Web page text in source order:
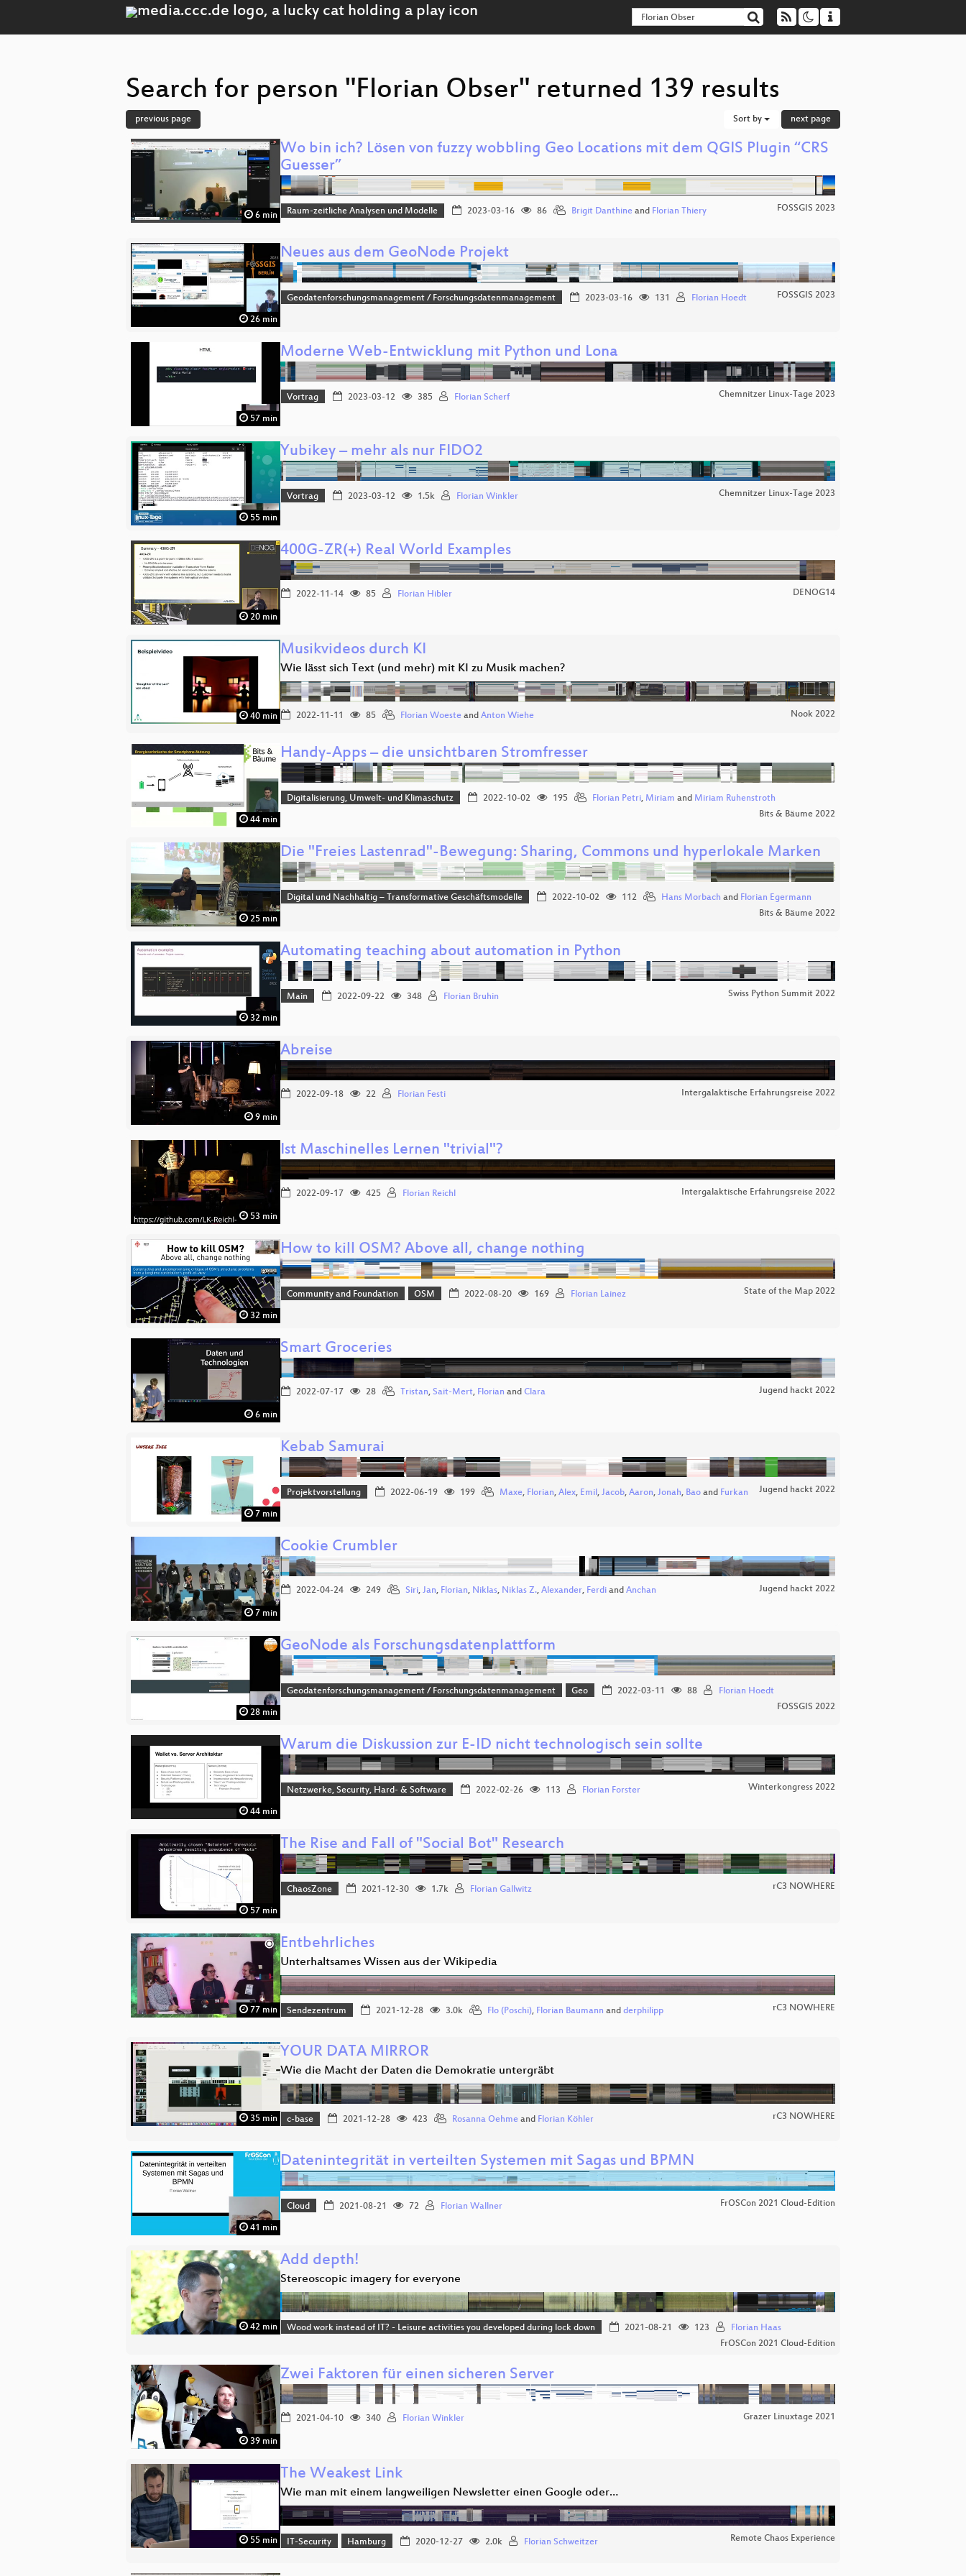
Search for person "Florian Obser" returned 139 results
previous page Sort by next page
6 min
Wo bin ich? Lösen von fuzzy wobbling Geo Locations mit dem QGIS Plugin “CRS
Guesser”
Raum-zeitliche Analysen und Modelle 2023-03-16 86 Brigit Danthineand Florian Thiery FOSSGIS 2023
26 min
Neues aus dem GeoNode Projekt
Geodatenforschungsmanagement / Forschungsdatenmanagement 2023-03-16 131 Florian Hoedt FOSSGIS 2023
57 min
Moderne Web-Entwicklung mit Python und Lona
Vortrag 2023-03-12 385 Florian Scherf Chemnitzer Linux-Tage 2023
55 min
Yubikey – mehr als nur FIDO2
Vortrag 2023-03-12 1.5k Florian Winkler Chemnitzer Linux-Tage 2023
20 min
400G-ZR(+) Real World Examples
2022-11-14 85 Florian Hibler DENOG14
40 min
Musikvideos durch KI
Wie lässt sich Text (und mehr) mit KI zu Musik machen?
2022-11-11 85 Florian Woeste and Anton Wiehe Nook 2022
44 min
Handy-Apps – die unsichtbaren Stromfresser
Digitalisierung, Umwelt- und Klimaschutz 2022-10-02 195 Florian Petri, Miriam and Miriam Ruhenstroth
Bits & Bäume 2022
25 min
Die "Freies Lastenrad"-Bewegung: Sharing, Commons und hyperlokale Marken
Digital und Nachhaltig – Transformative Geschäftsmodelle 2022-10-02 112 Hans Morbach and Florian Egermann
Bits & Bäume 2022
32 min
Automating teaching about automation in Python
Main 2022-09-22 348 Florian Bruhin Swiss Python Summit 2022
9 min
Abreise
2022-09-18 22 Florian Festi Intergalaktische Erfahrungsreise 2022
53 min
Ist Maschinelles Lernen "trivial"?
2022-09-17 425 Florian Reichl Intergalaktische Erfahrungsreise 2022
32 min
How to kill OSM? Above all, change nothing
Community and Foundation OSM 2022-08-20 169 Florian Lainez State of the Map 2022
6 min
Smart Groceries
2022-07-17 28 Tristan, Sait-Mert, Florian and Clara Jugend hackt 2022
7 min
Kebab Samurai
Projektvorstellung 2022-06-19 199 Maxe, Florian, Alex, Emil , Jacob, Aaron, Jonah, Baoand Furkan Jugend hackt 2022
7 min
Cookie Crumbler
2022-04-24 249 Siri, Jan, Florian, Niklas, Niklas Z., Alexander, Ferdi and Anchan Jugend hackt 2022
28 min
GeoNode als Forschungsdatenplattform
Geodatenforschungsmanagement / Forschungsdatenmanagement Geo 2022-03-11 88
Florian Hoedt
FOSSGIS 2022
44 min
Warum die Diskussion zur E-ID nicht technologisch sein sollte
Netzwerke, Security, Hard- & Software 2022-02-26 113 Florian Forster Winterkongress 2022
57 min
The Rise and Fall of "Social Bot" Research
ChaosZone 2021-12-30 1.7k Florian Gallwitz rC3 NOWHERE
77 min
Entbehrliches
Unterhaltsames Wissen aus der Wikipedia
Sendezentrum 2021-12-28 3.0k Flo (Poschi), Florian Baumann and derphilipp rC3 NOWHERE
35 min
YOUR DATA MIRROR
Wie die Macht der Daten die Demokratie untergräbt
c-base 2021-12-28 423 Rosanna Oehmeand Florian Köhler rC3 NOWHERE
41 min
Datenintegrität in verteilten Systemen mit Sagas und BPMN
Cloud 2021-08-21 72 Florian Wallner FrOSCon 2021 Cloud-Edition
42 min
Add depth!
Stereoscopic imagery for everyone
Wood work instead of IT? - Leisure activities you developed during lock down 2021-08-21 123
Florian Haas
FrOSCon 2021 Cloud-Edition
39 min
Zwei Faktoren für einen sicheren Server
2021-04-10 340 Florian Winkler Grazer Linuxtage 2021
55 min
The Weakest Link
Wie man mit einem langweiligen Newsletter einen Google oder…
IT-Security Hamburg 2020-12-27 2.0k Florian Schweitzer Remote Chaos Experience